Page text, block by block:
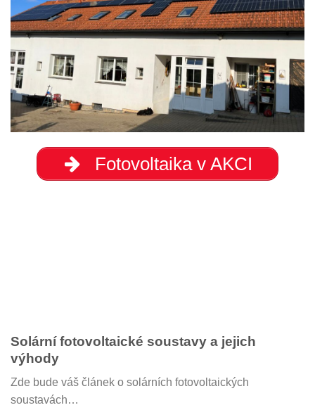
Fotovoltaika v AKCI
Solární fotovoltaické soustavy a jejich
výhody
Zde bude váš článek o solárních fotovoltaických
soustavách…